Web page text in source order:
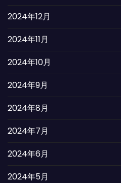
2024年12月
2024年11月
2024年10月
2024年9月
2024年8月
2024年7月
2024年6月
2024年5月